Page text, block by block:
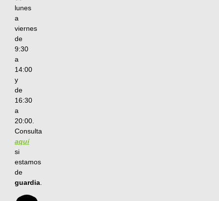
lunes
a
viernes
de
9:30
a
14:00
y
de
16:30
a
20:00.
Consulta
aquí
si
estamos
de
guardia